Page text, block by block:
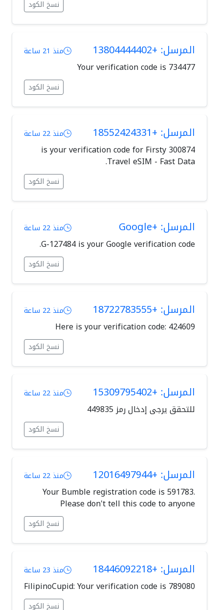
نسخ الكود
المرسل: +13804444402 منذ 21 ساعة
Your verification code is 734477
نسخ الكود
المرسل: +18552424331 منذ 22 ساعة
300874 is your verification code for Firsty
Travel eSIM - Fast Data.
نسخ الكود
المرسل: +Google منذ 22 ساعة
G-127484 is your Google verification code.
نسخ الكود
المرسل: +18722783555 منذ 22 ساعة
Here is your verification code: 424609
نسخ الكود
المرسل: +15309795402 منذ 22 ساعة
للتحقق يرجى إدخال رمز 449835
نسخ الكود
المرسل: +12016497944 منذ 22 ساعة
Your Bumble registration code is 591783.
Please don't tell this code to anyone
نسخ الكود
المرسل: +18446092218 منذ 23 ساعة
FilipinoCupid: Your verification code is 789080
نسخ الكود